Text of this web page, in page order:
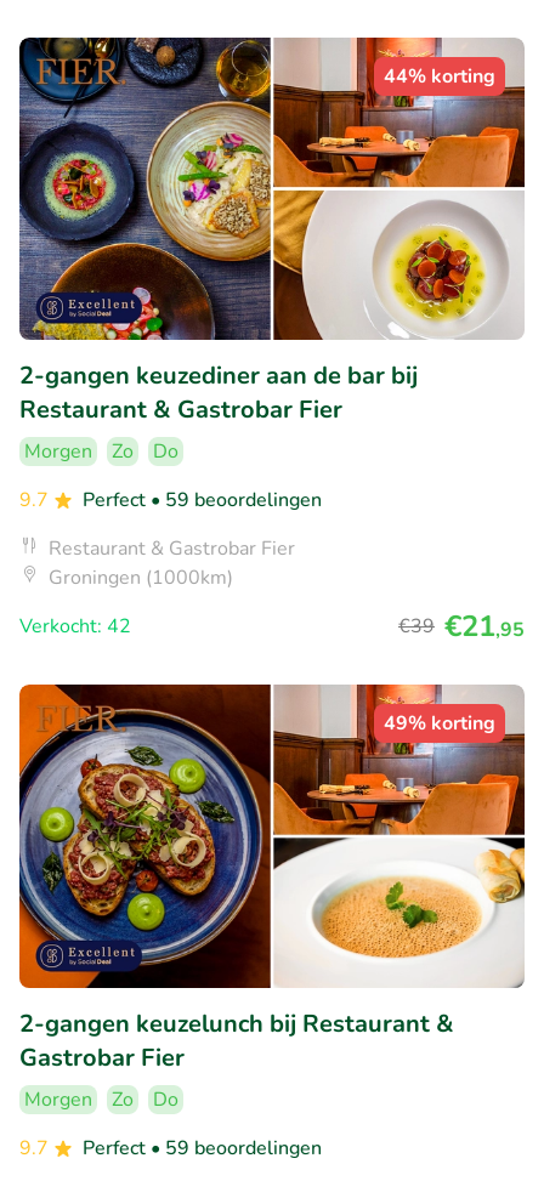
44% korting
2-gangen keuzediner aan de bar bij
Restaurant & Gastrobar Fier
Morgen Zo
Do
9.7
Perfect • 59 beoordelingen
Restaurant & Gastrobar Fier
Groningen (1000km)
Verkocht: 42
€39 €21,95
49% korting
2-gangen keuzelunch bij Restaurant &
Gastrobar Fier
Morgen Zo
Do
9.7
Perfect • 59 beoordelingen